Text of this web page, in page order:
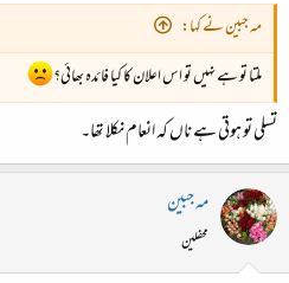
مہ جبین نے کہا:
ملتا تو ہے نہیں تو اس اعلان کا کیا فائدہ بھائی؟
تسلی تو ہوتی ہے ناں کہ انعام نکلا تھا۔
مہ جبین
محفلین